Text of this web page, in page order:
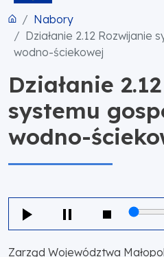
Nabory
Działanie 2.12 Rozwijanie
wodno-ściekowej
Działanie
systemu
wodno-
Zarząd Województwa